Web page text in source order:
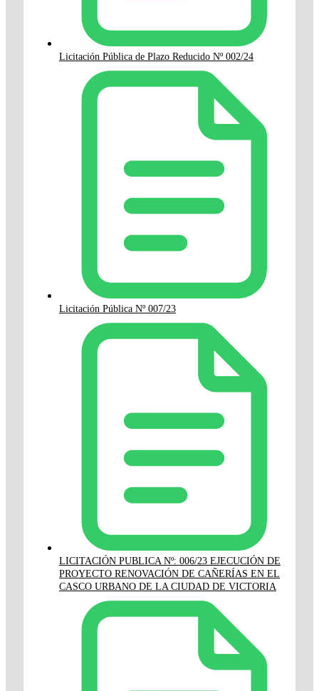
Licitación Pública de Plazo Reducido Nº 002/24
Licitación Pública Nº 007/23
LICITACIÓN PUBLICA Nº: 006/23 EJECUCIÓN DE
PROYECTO RENOVACIÓN DE CAÑERÍAS EN EL
CASCO URBANO DE LA CIUDAD DE VICTORIA